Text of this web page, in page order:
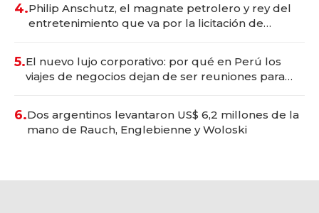
4.Philip Anschutz, el magnate petrolero y rey del
entretenimiento que va por la licitación de
5.El nuevo lujo corporativo: por qué en Perú los
viajes de negocios dejan de ser reuniones para
6.Dos argentinos levantaron US$ 6,2 millones de la
mano de Rauch, Englebienne y Woloski